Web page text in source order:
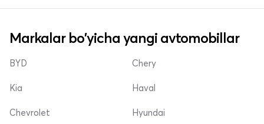
Markalar bo'yicha yangi avtomobillar
BYD
Kia
Chevrolet
Chery
Haval
Hyundai